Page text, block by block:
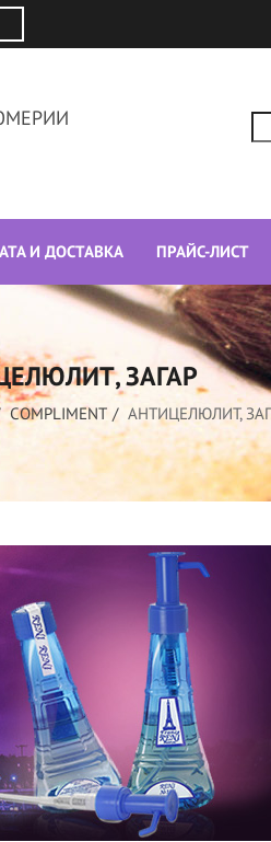
И ДОСТАВКА ПРАЙС-ЛИСТ
ЗАГАР
COMPLIMENT АНТИЦЕЛЮЛИТ,